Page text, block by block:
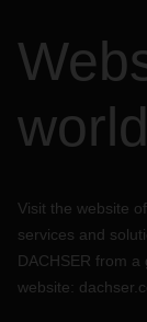
Visit the website
services and
DACHSER from
website: